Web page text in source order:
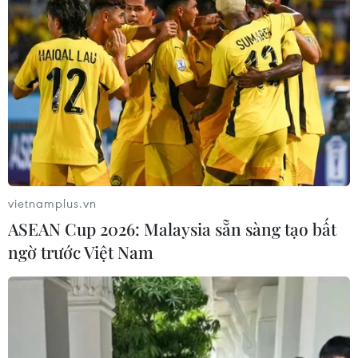
vi phạm nghiêm trọng luật giao thông./.
(TTXVN/Vietnam+)
#Hà Nội #cơ sở đào tạo lái xe #địa điểm tập lái xe
vietnamplus.vn
ASEAN Cup 2026: Malaysia sẵn sàng tạo bất
ngờ trước Việt Nam